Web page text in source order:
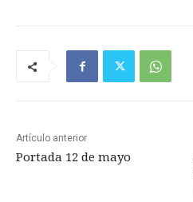
Artículo anterior
Portada 12 de mayo